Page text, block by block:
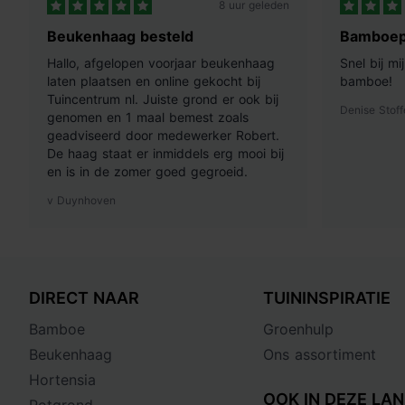
8 uur geleden
Beukenhaag besteld
Hallo, afgelopen voorjaar beukenhaag
laten plaatsen en online gekocht bij
Tuincentrum nl. Juiste grond er ook bij
genomen en 1 maal bemest zoals
geadviseerd door medewerker Robert.
De haag staat er inmiddels erg mooi bij
en is in de zomer goed gegroeid.
v Duynhoven
Snel bij
bamboe!
Denise
DIRECT NAAR
Bamboe
Beukenhaag
Hortensia
TUININSPIRATIE
Groenhulp
Ons assortiment
OOK IN DEZE